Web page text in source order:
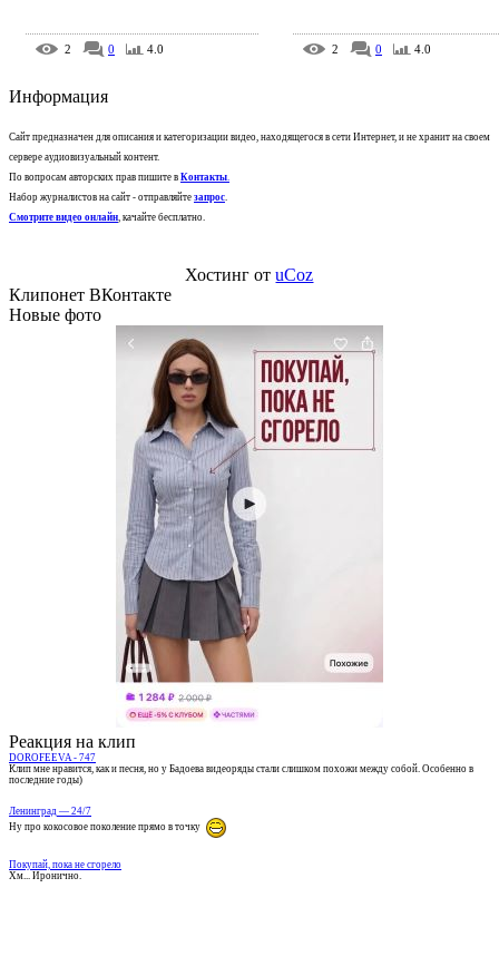
2 0 4.0 2 0 4.0
Информация
Сайт предназначен для описания и категоризации видео, находящегося в сети Интернет, и не хранит на своем
сервере аудиовизуальный контент.
По вопросам авторских прав пишите в Контакты.
Набор журналистов на сайт - отправляйте запрос.
Смотрите видео онлайн, качайте бесплатно.
Хостинг отuCoz
Клипонет ВКонтакте
Новые фото
Реакция на клип
DOROFEEVA - 747
Клип мне нравится, как и песня, но у Бадоева видеоряды стали слишком похожи между собой. Особенно в
последние годы)
Ленинград — 24/7
Ну про кокосовое поколение прямо в точку
Покупай, пока не сгорело
Хм... Иронично.